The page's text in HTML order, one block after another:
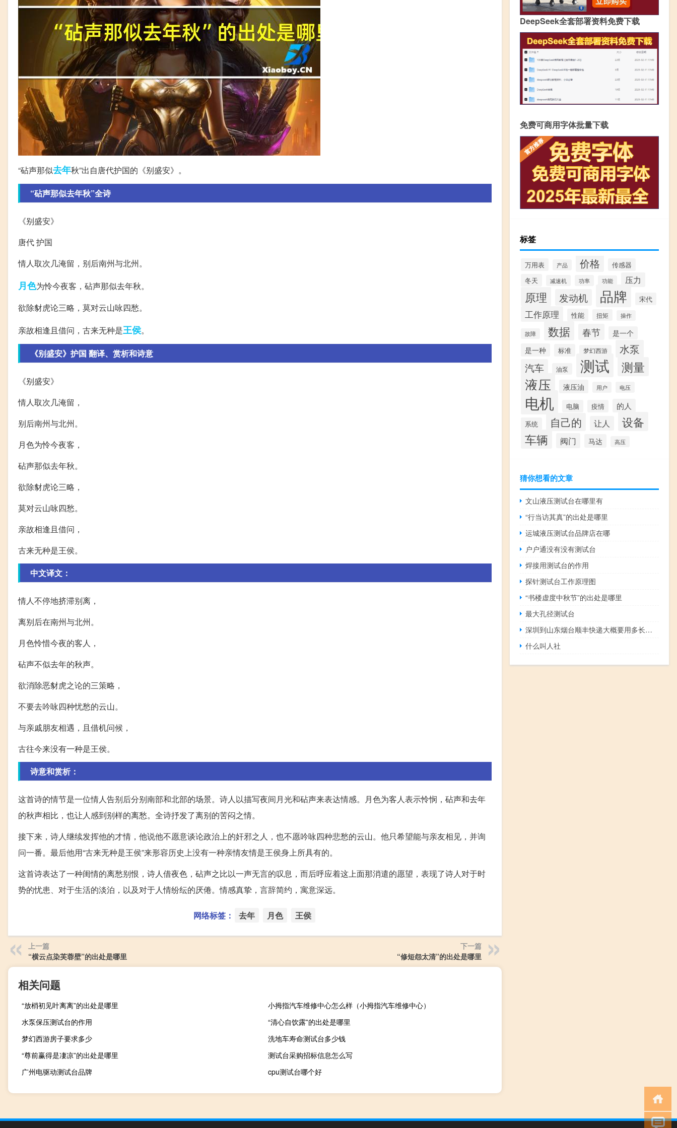
“砧声那似去年秋”出自唐代护国的《别盛安》。
“砧声那似去年秋”全诗
《别盛安》
唐代 护国
情人取次几淹留，别后南州与北州。
月色为怜今夜客，砧声那似去年秋。
欲除豺虎论三略，莫对云山咏四愁。
亲故相逢且借问，古来无种是王侯。
《别盛安》护国 翻译、赏析和诗意
《别盛安》
情人取次几淹留，
别后南州与北州。
月色为怜今夜客，
砧声那似去年秋。
欲除豺虎论三略，
莫对云山咏四愁。
亲故相逢且借问，
古来无种是王侯。
中文译文：
情人不停地挤滞别离，
离别后在南州与北州。
月色怜惜今夜的客人，
砧声不似去年的秋声。
欲消除恶豺虎之论的三策略，
不要去吟咏四种忧愁的云山。
与亲戚朋友相遇，且借机问候，
古往今来没有一种是王侯。
诗意和赏析：
这首诗的情节是一位情人告别后分别南部和北部的场景。诗人以描写夜间月光和砧声来表达情感。月色为客人表示怜悯，砧声和去年
的秋声相比，也让人感到别样的离愁。全诗抒发了离别的苦闷之情。
接下来，诗人继续发挥他的才情，他说他不愿意谈论政治上的奸邪之人，也不愿吟咏四种悲愁的云山。他只希望能与亲友相见，并询
问一番。最后他用“古来无种是王侯”来形容历史上没有一种亲情友情是王侯身上所具有的。
这首诗表达了一种闺情的离愁别恨，诗人借夜色，砧声之比以一声无言的叹息，而后呼应着这上面那消遣的愿望，表现了诗人对于时
势的忧患、对于生活的淡泊，以及对于人情纷纭的厌倦。情感真挚，言辞简约，寓意深远。
网络标签： 去年 月色 王侯
上一篇
“横云点染芙蓉壁”的出处是哪里
下一篇
“修短怨太清”的出处是哪里
相关问题
“放梢初见叶离离”的出处是哪里
小拇指汽车维修中心怎么样（小拇指汽车维修中心）
水泵保压测试台的作用
“清心自饮露”的出处是哪里
梦幻西游房子要求多少
洗地车寿命测试台多少钱
“尊前赢得是凄凉”的出处是哪里
测试台采购招标信息怎么写
广州电驱动测试台品牌
cpu测试台哪个好
DeepSeek全套部署资料免费下载
免费可商用字体批量下载
标签
万用表 产品 价格
传感器
冬天
减速机 功率 功能 压力
原理 发动机 品牌 宋代
工作原理 性能 扭矩 操作
故障 数据 春节
是一个
是一种
标准 梦幻西游 水泵
汽车 油泵 测试 测量
液压 液压油 用户 电压
电机 电脑 疫情 的人
系统 自己的 让人
设备
车辆
阀门 马达 高压
猜你想看的文章
文山液压测试台在哪里有
“行当访其真”的出处是哪里
运城液压测试台品牌店在哪
户户通没有没有测试台
焊接用测试台的作用
探针测试台工作原理图
“书楼虚度中秋节”的出处是哪里
最大孔径测试台
深圳到山东烟台顺丰快递大概要用多长时间
什么叫人社